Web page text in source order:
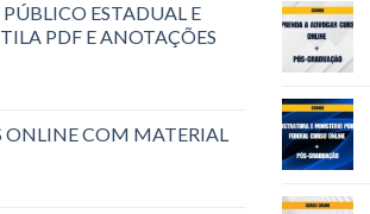
ESTADUAL E
PDF E ANOTAÇÕES
ONLINE COM MATERIAL